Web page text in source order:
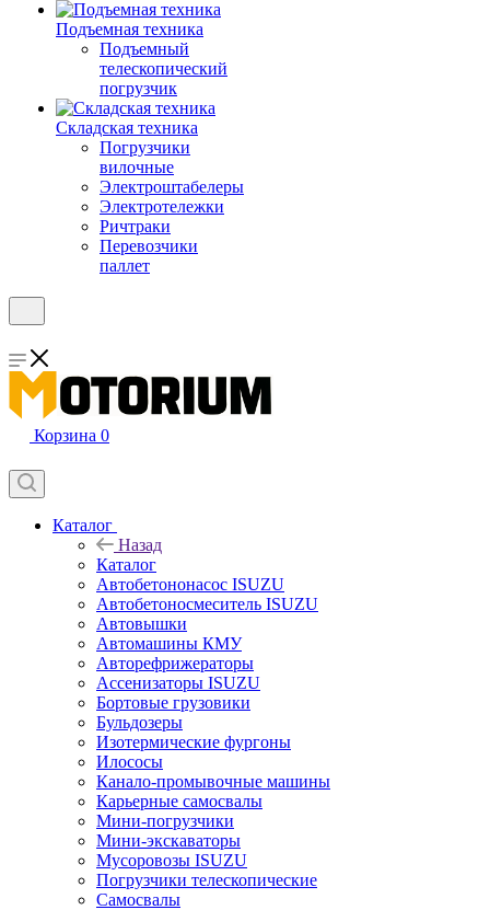
Подъемная техника
Подъемный
телескопический
погрузчик
Складская техника
Погрузчики
вилочные
Электроштабелеры
Электротележки
Ричтраки
Перевозчики
паллет
Корзина 0
Каталог
Назад
Каталог
Автобетононасос ISUZU
Автобетоносмеситель ISUZU
Автовышки
Автомашины КМУ
Авторефрижераторы
Ассенизаторы ISUZU
Бортовые грузовики
Бульдозеры
Изотермические фургоны
Илососы
Канало-промывочные машины
Карьерные самосвалы
Мини-погрузчики
Мини-экскаваторы
Мусоровозы ISUZU
Погрузчики телескопические
Самосвалы